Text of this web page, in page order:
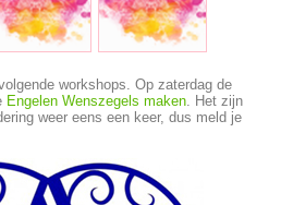
workshops. Op zaterdag de
Engelen Wenszegels maken. Het zijn
weer eens een keer, dus meld je